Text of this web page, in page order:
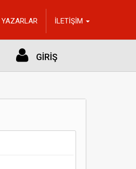
YAZARLAR İLETİŞİM
GİRİŞ